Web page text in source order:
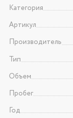
Категория
Артикул
Производитель
Тип
Объем
Пробег
Год